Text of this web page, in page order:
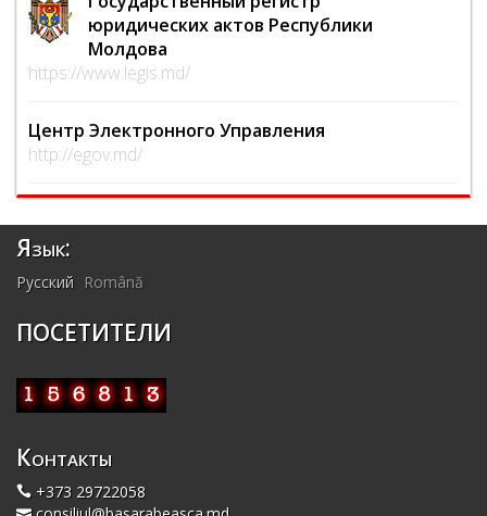
юридических актов Республики
Молдова
https://www.legis.md/
Центр Электронного Управления
http://egov.md/
Язык:
Русский Română
ПОСЕТИТЕЛИ
Контакты
+373 29722058